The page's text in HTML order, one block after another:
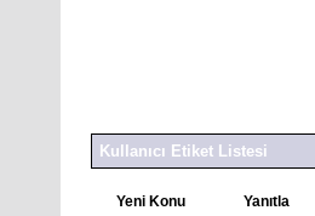
Kullanıcı Etiket Listesi
Yeni Konu Yanıtla